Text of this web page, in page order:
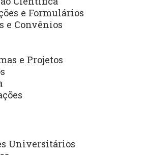
e Formulários
e Convênios
e Projetos
Universitários
(fornecedores de materiais e
aos Docentes na elaboração,
de Contas de Convênios com